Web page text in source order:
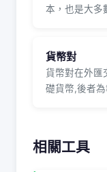
本，也是大多
貨幣對
貨幣對在外匯
礎貨幣,後者為
相關工具